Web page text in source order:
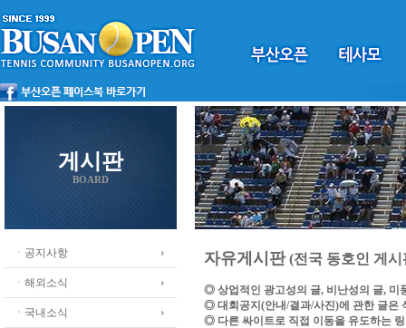
게시판
BOARD
ㆍ공지사항
ㆍ해외소식
ㆍ국내소식
자유게시판(전국 동호인 게시
◎ 상업적인 광고성의 글, 비난성의 글, 미
◎ 대회공지(안내/결과/사진)에 관한 글은
◎ 다른 싸이트로 직접 이동을 유도하는